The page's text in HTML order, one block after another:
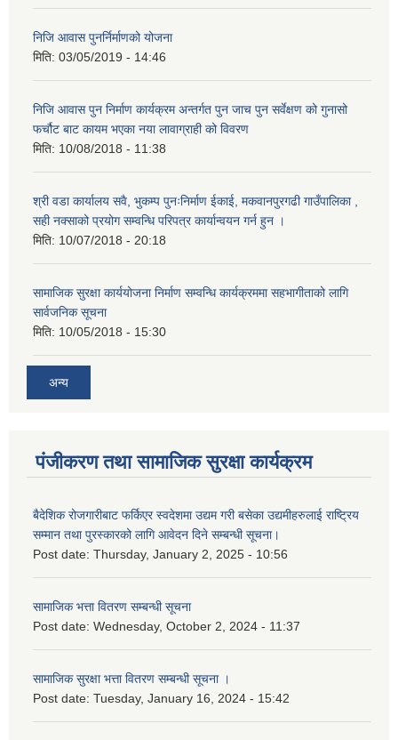
निजि आवास पुनर्निर्माणको योजना
मिति: 03/05/2019 - 14:46
निजि आवास पुन निर्माण कार्यक्रम अन्तर्गत पुन जाच पुन सर्वेक्षण को गुनासो
फर्चौट बाट कायम भएका नया लावाग्राही को विवरण
मिति: 10/08/2018 - 11:38
श्री वडा कार्यालय सवै, भुकम्प पुनःनिर्माण ईकाई, मकवानपुरगढी गाउँपालिका ,
सही नक्साको प्रयोग सम्वन्धि परिपत्र कार्यान्वयन गर्न हुन ।
मिति: 10/07/2018 - 20:18
सामाजिक सुरक्षा कार्ययोजना निर्माण सम्वन्धि कार्यक्रममा सहभागीताको लागि
सार्वजनिक सूचना
मिति: 10/05/2018 - 15:30
अन्य
पंजीकरण तथा सामाजिक सुरक्षा कार्यक्रम
बैदेशिक रोजगारीबाट फर्किएर स्वदेशमा उद्यम गरी बसेका उद्यमीहरुलाई राष्‍ट्रिय
सम्मान तथा पुरस्कारको लागि आवेदन दिने सम्बन्धी सूचना।
Post date: Thursday, January 2, 2025 - 10:56
सामाजिक भत्ता वितरण सम्बन्धी सूचना
Post date: Wednesday, October 2, 2024 - 11:37
सामाजिक सुरक्षा भत्ता वितरण सम्बन्धी सूचना ।
Post date: Tuesday, January 16, 2024 - 15:42